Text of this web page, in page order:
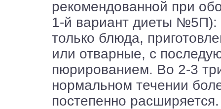
рекомендованной при
1-й вариант диеты №5П):
только блюда,
или отварные, с
пюрированием. Во 2-3
нормальном течении
постепенно расширяется.